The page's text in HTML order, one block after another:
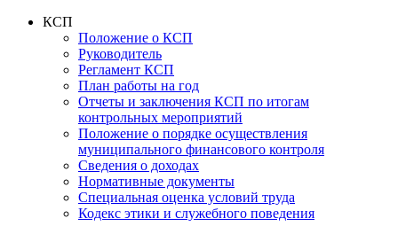
КСП
Положение о КСП
Руководитель
Регламент КСП
План работы на год
Отчеты и заключения КСП по итогам
контрольных мероприятий
Положение о порядке осуществления
муниципального финансового контроля
Сведения о доходах
Нормативные документы
Специальная оценка условий труда
Кодекс этики и служебного поведения